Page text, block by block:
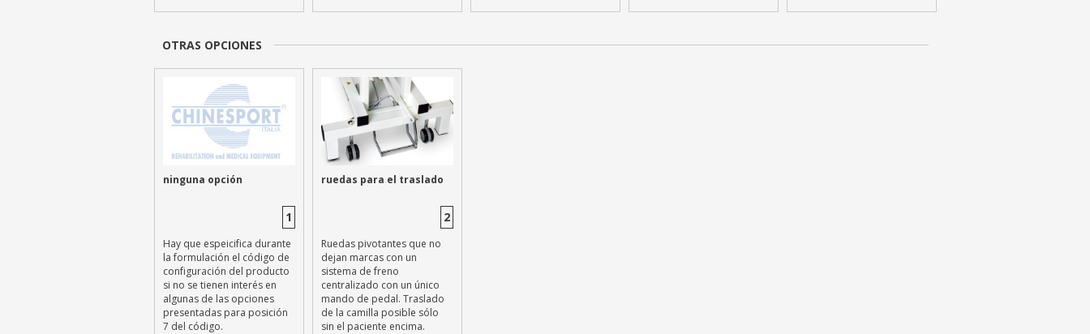
OTRAS OPCIONES
ninguna opción
1
Hay que espeicifica durante
la formulación el código de
configuración del producto
si no se tienen interés en
algunas de las opciones
presentadas para posición
7 del código.
ruedas para el traslado
2
Ruedas pivotantes que no
dejan marcas con un
sistema de freno
centralizado con un único
mando de pedal. Traslado
de la camilla posible sólo
sin el paciente encima.